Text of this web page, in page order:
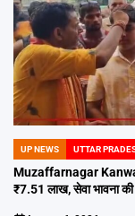
POSTED
IN
UP NEWS UTTAR
Muzaffarnagar
₹7.51 लाख, सेवा भावना